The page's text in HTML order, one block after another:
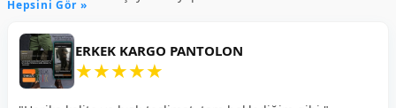
Hepsini Gör »
ERKEK KARGO PANTOLON
★★★★★